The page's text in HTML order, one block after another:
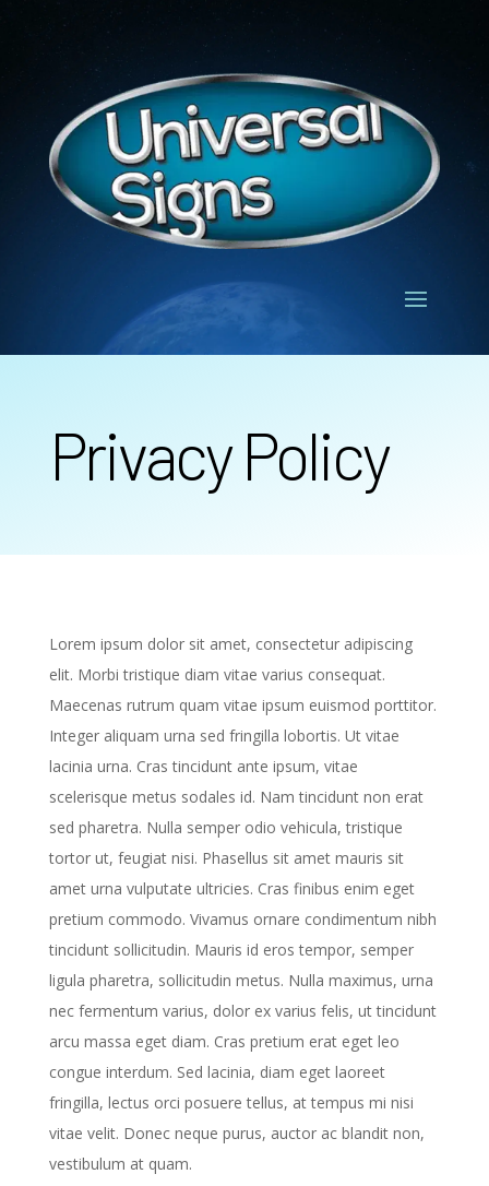
Privacy Policy
Lorem ipsum dolor sit amet, consectetur adipiscing
elit. Morbi tristique diam vitae varius consequat.
Maecenas rutrum quam vitae ipsum euismod porttitor.
Integer aliquam urna sed fringilla lobortis. Ut vitae
lacinia urna. Cras tincidunt ante ipsum, vitae
scelerisque metus sodales id. Nam tincidunt non erat
sed pharetra. Nulla semper odio vehicula, tristique
tortor ut, feugiat nisi. Phasellus sit amet mauris sit
amet urna vulputate ultricies. Cras finibus enim eget
pretium commodo. Vivamus ornare condimentum nibh
tincidunt sollicitudin. Mauris id eros tempor, semper
ligula pharetra, sollicitudin metus. Nulla maximus, urna
nec fermentum varius, dolor ex varius felis, ut tincidunt
arcu massa eget diam. Cras pretium erat eget leo
congue interdum. Sed lacinia, diam eget laoreet
fringilla, lectus orci posuere tellus, at tempus mi nisi
vitae velit. Donec neque purus, auctor ac blandit non,
vestibulum at quam.